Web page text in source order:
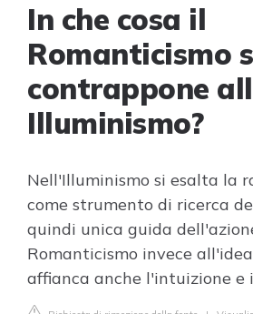
In che cosa il
Romanticismo
contrappone all
Illuminismo?
Nell'Illuminismo si esalta la
come strumento di ricerca
quindi unica guida
Romanticismo invece
affianca anche l'intuizione e